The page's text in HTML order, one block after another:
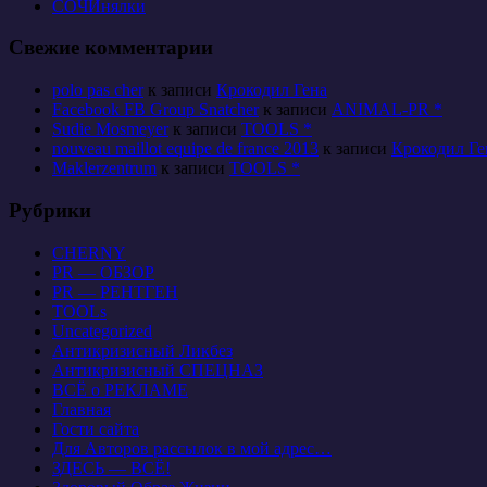
СОЧИнялки
Свежие комментарии
polo pas cherк записи Крокодил Гена
Facebook FB Group Snatcherк записи ANIMAL-PR *
Sudie Mosmeyerк записи TOOLS *
nouveau maillot equipe de france 2013 к записи Крокодил
Maklerzentrum к записи TOOLS *
Рубрики
CHERNY
PR — ОБЗОР
PR — РЕНТГЕН
TOOLs
Uncategorized
Антикризисный Ликбез
Антикризисный СПЕЦНАЗ
ВСЁ о РЕКЛАМЕ
Главная
Гости сайта
Для Авторов рассылок в мой адрес…
ЗДЕСЬ — ВСЁ!